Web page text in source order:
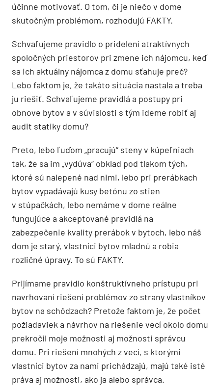
účinne motivovať. O tom, či je niečo v dome
skutočným problémom, rozhodujú FAKTY.
Schvaľujeme pravidlo o pridelení atraktívnych
spoločných priestorov pri zmene ich nájomcu, keď
sa ich aktuálny nájomca z domu sťahuje preč?
Lebo faktom je, že takáto situácia nastala a treba
ju riešiť. Schvaľujeme pravidlá a postupy pri
obnove bytov a v súvislosti s tým ideme robiť aj
audit statiky domu?
Preto, lebo ľuďom „pracujú“ steny v kúpeľniach
tak, že sa im „vydúva“ obklad pod tlakom tých,
ktoré sú nalepené nad nimi, lebo pri prerábkach
bytov vypadávajú kusy betónu zo stien
v stúpačkách, lebo nemáme v dome reálne
fungujúce a akceptované pravidlá na
zabezpečenie kvality prerábok v bytoch, lebo náš
dom je starý, vlastníci bytov mladnú a robia
rozličné úpravy. To sú FAKTY.
Prijímame pravidlo konštruktívneho prístupu pri
navrhovaní riešení problémov zo strany vlastníkov
bytov na schôdzach? Pretože faktom je, že počet
požiadaviek a návrhov na riešenie vecí okolo domu
prekročil moje možnosti aj možnosti správcu
domu. Pri riešení mnohých z vecí, s ktorými
vlastníci bytov za nami prichádzajú, majú také isté
práva aj možnosti, ako ja alebo správca.